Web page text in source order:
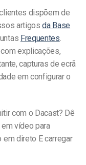
dispõem de
artigosda Base
Frequentes.
explicações,
capturas de ecrã
em configurar o
com o Dacast? Dê
vídeo para
direto E carregar